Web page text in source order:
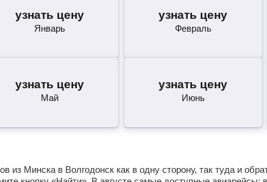
узнать цену
Январь
узнать цену
Февраль
узнать цену
Май
узнать цену
Июнь
из Минска в Волгодонск как в одну сторону, так туда и